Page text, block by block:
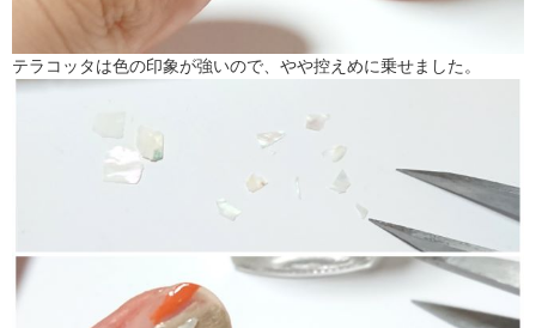
テラコッタは色の印象が強いので、やや控えめに乗せました。